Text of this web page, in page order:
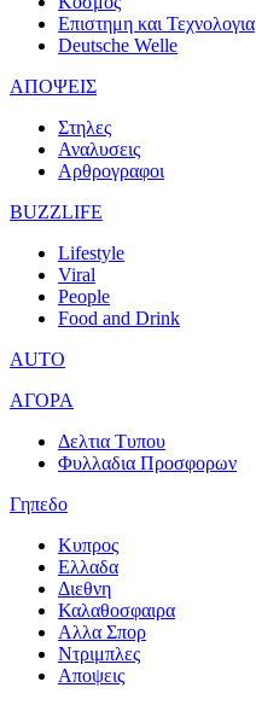
Επιστημη και Τεχνολογια
Deutsche Welle
ΑΠΟΨΕΙΣ
Στηλες
Αναλυσεις
Αρθρογραφοι
BUZZLIFE
Lifestyle
Viral
People
Food and Drink
AUTO
ΑΓΟΡΑ
Δελτια Τυπου
Φυλλαδια Προσφορων
Γηπεδο
Κυπρος
Ελλαδα
Διεθνη
Καλαθοσφαιρα
Αλλα Σπορ
Ντριμπλες
Αποψεις